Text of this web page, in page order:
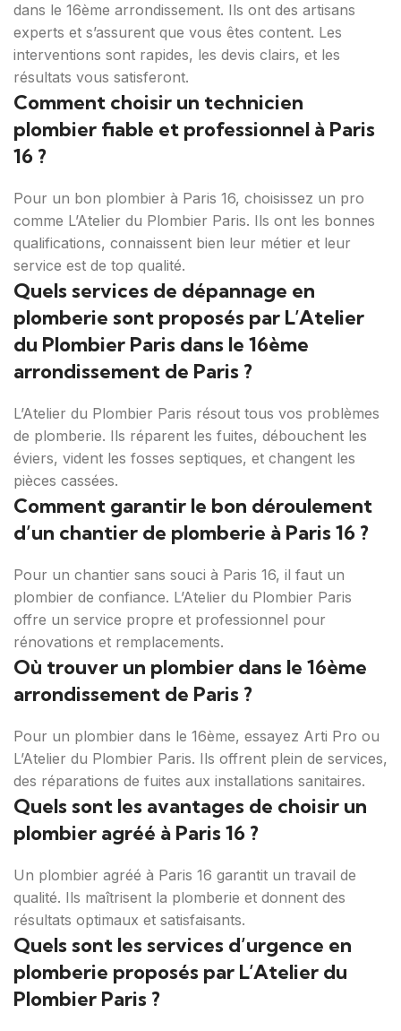
dans le 16ème arrondissement. Ils ont des artisans
experts et s’assurent que vous êtes content. Les
interventions sont rapides, les devis clairs, et les
résultats vous satisferont.
Comment choisir un technicien
plombier fiable et professionnel à Paris
16 ?
Pour un bon plombier à Paris 16, choisissez un pro
comme L’Atelier du Plombier Paris. Ils ont les bonnes
qualifications, connaissent bien leur métier et leur
service est de top qualité.
Quels services de dépannage en
plomberie sont proposés par L’Atelier
du Plombier Paris dans le 16ème
arrondissement de Paris ?
L’Atelier du Plombier Paris résout tous vos problèmes
de plomberie. Ils réparent les fuites, débouchent les
éviers, vident les fosses septiques, et changent les
pièces cassées.
Comment garantir le bon déroulement
d’un chantier de plomberie à Paris 16 ?
Pour un chantier sans souci à Paris 16, il faut un
plombier de confiance. L’Atelier du Plombier Paris
offre un service propre et professionnel pour
rénovations et remplacements.
Où trouver un plombier dans le 16ème
arrondissement de Paris ?
Pour un plombier dans le 16ème, essayez Arti Pro ou
L’Atelier du Plombier Paris. Ils offrent plein de services,
des réparations de fuites aux installations sanitaires.
Quels sont les avantages de choisir un
plombier agréé à Paris 16 ?
Un plombier agréé à Paris 16 garantit un travail de
qualité. Ils maîtrisent la plomberie et donnent des
résultats optimaux et satisfaisants.
Quels sont les services d’urgence en
plomberie proposés par L’Atelier du
Plombier Paris ?